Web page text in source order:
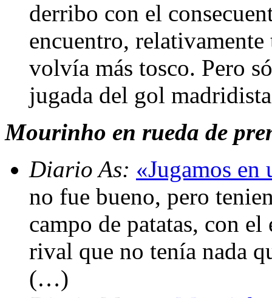
derribo con el
encuentro,
volvía más tosco. Pero
jugada del gol
Mourinho en rueda de
Diario As: «Jugamos en
no fue bueno, pero
campo de patatas, con
rival que no tenía nada
(…)